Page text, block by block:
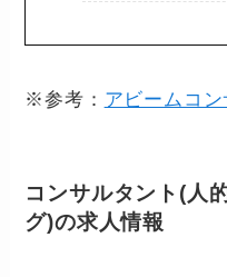
※参考： アビームコ
コンサルタント(人
グ)の求人情報